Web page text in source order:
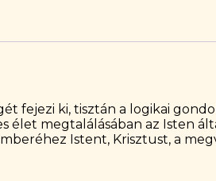
fejezi ki, tisztán a logikai
megtalálásában az Isten
Istent, Krisztust, a